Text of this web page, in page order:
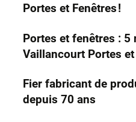
Portes et Fenêtres !
Portes et fenêtres :
Vaillancourt Portes et
Fier fabricant de
depuis 70 ans